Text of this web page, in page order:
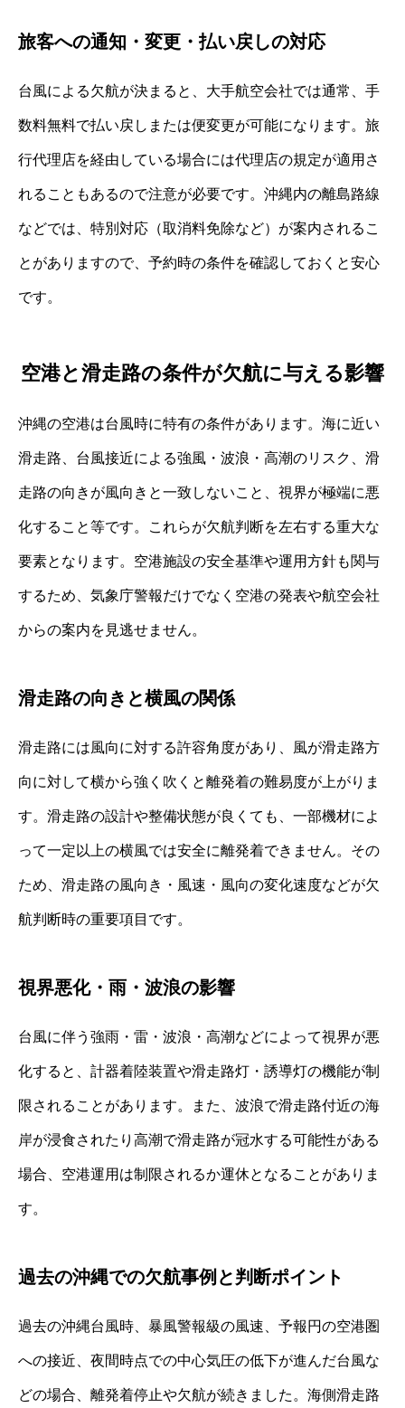
旅客への通知・変更・払い戻しの対応
台風による欠航が決まると、大手航空会社では通常、手
数料無料で払い戻しまたは便変更が可能になります。旅
行代理店を経由している場合には代理店の規定が適用さ
れることもあるので注意が必要です。沖縄内の離島路線
などでは、特別対応（取消料免除など）が案内されるこ
とがありますので、予約時の条件を確認しておくと安心
です。
空港と滑走路の条件が欠航に与える影響
沖縄の空港は台風時に特有の条件があります。海に近い
滑走路、台風接近による強風・波浪・高潮のリスク、滑
走路の向きが風向きと一致しないこと、視界が極端に悪
化すること等です。これらが欠航判断を左右する重大な
要素となります。空港施設の安全基準や運用方針も関与
するため、気象庁警報だけでなく空港の発表や航空会社
からの案内を見逃せません。
滑走路の向きと横風の関係
滑走路には風向に対する許容角度があり、風が滑走路方
向に対して横から強く吹くと離発着の難易度が上がりま
す。滑走路の設計や整備状態が良くても、一部機材によ
って一定以上の横風では安全に離発着できません。その
ため、滑走路の風向き・風速・風向の変化速度などが欠
航判断時の重要項目です。
視界悪化・雨・波浪の影響
台風に伴う強雨・雷・波浪・高潮などによって視界が悪
化すると、計器着陸装置や滑走路灯・誘導灯の機能が制
限されることがあります。また、波浪で滑走路付近の海
岸が浸食されたり高潮で滑走路が冠水する可能性がある
場合、空港運用は制限されるか運休となることがありま
す。
過去の沖縄での欠航事例と判断ポイント
過去の沖縄台風時、暴風警報級の風速、予報円の空港圏
への接近、夜間時点での中心気圧の低下が進んだ台風な
どの場合、離発着停止や欠航が続きました。海側滑走路